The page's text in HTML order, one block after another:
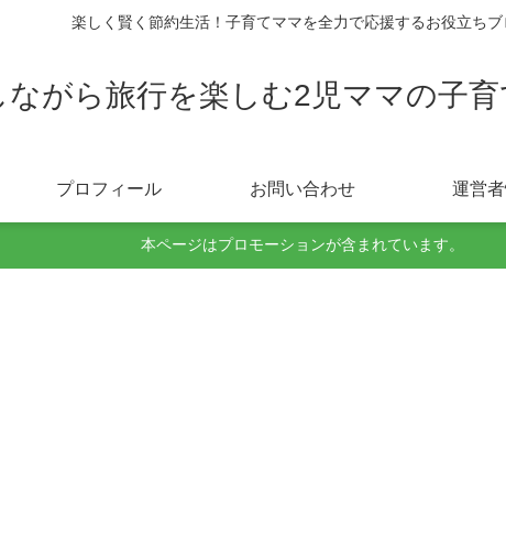
楽しく賢く節約生活！子育てママを全力で応援するお役立ちブ
ながら旅行を楽しむ2児ママの子
プロフィール お問い合わせ 運営
本ページはプロモーションが含まれています。